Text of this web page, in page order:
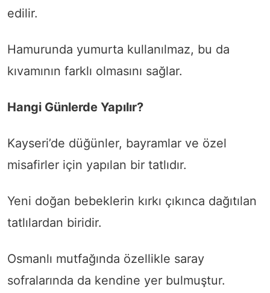
edilir.
Hamurunda yumurta kullanılmaz, bu da
kıvamının farklı olmasını sağlar.
Hangi Günlerde Yapılır?
Kayseri’de düğünler, bayramlar ve özel
misafirler için yapılan bir tatlıdır.
Yeni doğan bebeklerin kırkı çıkınca dağıtılan
tatlılardan biridir.
Osmanlı mutfağında özellikle saray
sofralarında da kendine yer bulmuştur.